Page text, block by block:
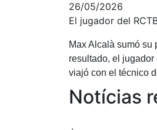
26/05/2026
El jugador del
Max Alcalà sumó su
resultado, el
viajó con el técnico
Notícias